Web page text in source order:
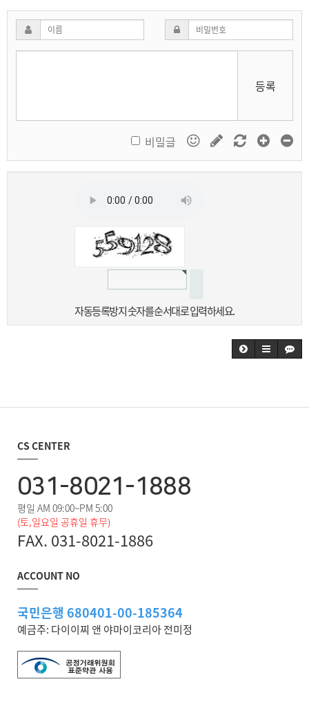
등록
비밀글
자동등록방지 숫자를 순서대로 입력하세요.
CS CENTER
031-8021-1888
평일 AM 09:00~PM 5:00
(토,일요일 공휴일 휴무)
FAX. 031-8021-1886
ACCOUNT NO
국민은행 680401-00-185364
예금주: 다이이찌 앤 야마이코리아 전미정